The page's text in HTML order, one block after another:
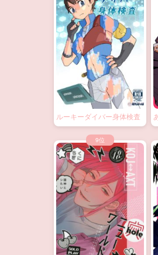
ルーキーダイバー身体検査